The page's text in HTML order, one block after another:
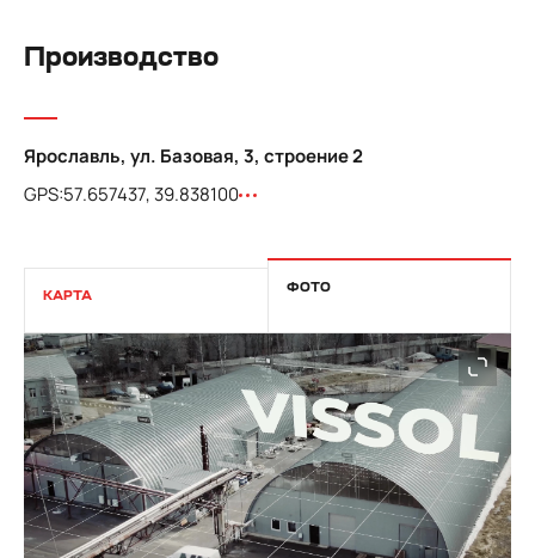
Производство
Ярославль, ул. Базовая, 3, строение 2
GPS:57.657437, 39.838100
КАРТА
ФОТО